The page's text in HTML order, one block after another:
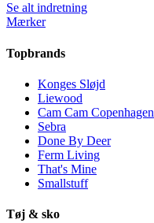
Se alt indretning
Mærker
Topbrands
Konges Sløjd
Liewood
Cam Cam Copenhagen
Sebra
Done By Deer
Ferm Living
That's Mine
Smallstuff
Tøj & sko